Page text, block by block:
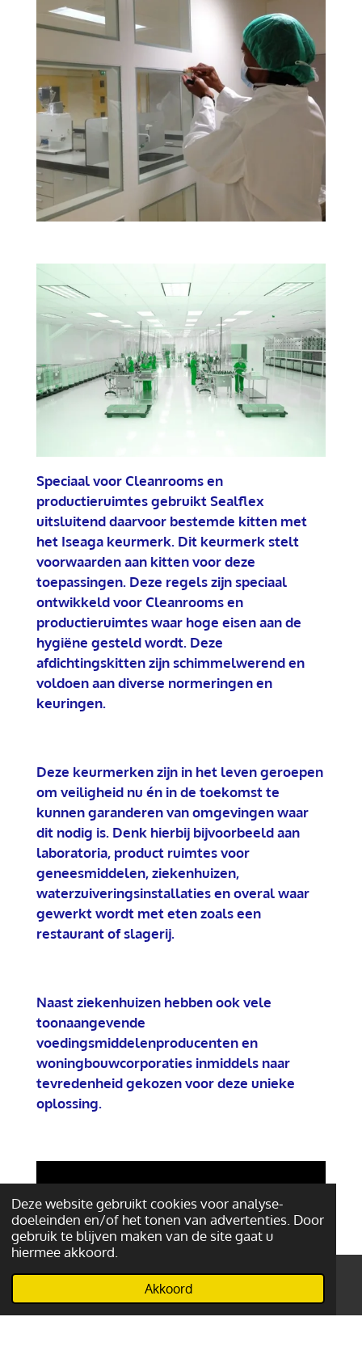
Deze website gebruikt cookies voor analyse-
doeleinden en/of het tonen van advertenties. Door
gebruik te blijven maken van de site gaat u
hiermee akkoord.
Akkoord
Speciaal voor Cleanrooms en
productieruimtes gebruikt Sealflex
uitsluitend daarvoor bestemde kitten met
het Iseaga keurmerk. Dit keurmerk stelt
voorwaarden aan kitten voor deze
toepassingen. Deze regels zijn speciaal
ontwikkeld voor Cleanrooms en
productieruimtes waar hoge eisen aan de
hygiëne gesteld wordt. Deze
afdichtingskitten zijn schimmelwerend en
voldoen aan diverse normeringen en
keuringen.
Deze keurmerken zijn in het leven geroepen
om veiligheid nu én in de toekomst te
kunnen garanderen van omgevingen waar
dit nodig is. Denk hierbij bijvoorbeeld aan
laboratoria, product ruimtes voor
geneesmiddelen, ziekenhuizen,
waterzuiveringsinstallaties en overal waar
gewerkt wordt met eten zoals een
restaurant of slagerij.
Naast ziekenhuizen hebben ook vele
toonaangevende
voedingsmiddelenproducenten en
woningbouwcorporaties inmiddels naar
tevredenheid gekozen voor deze unieke
oplossing.
Telefoonnummer